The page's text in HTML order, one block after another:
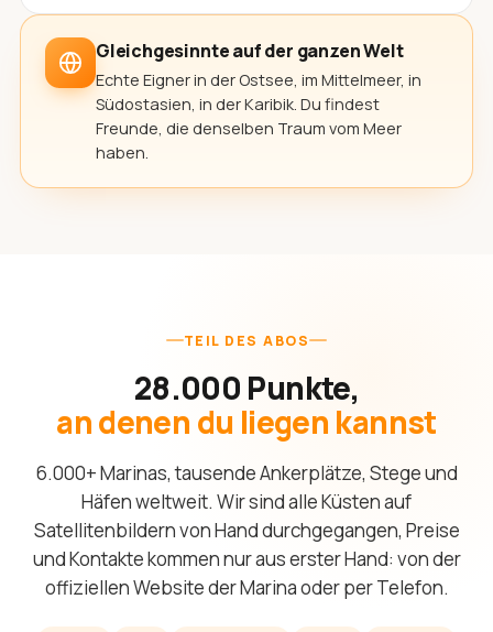
Gleichgesinnte auf der ganzen Welt
Echte Eigner in der Ostsee, im Mittelmeer, in
Südostasien, in der Karibik. Du findest
Freunde, die denselben Traum vom Meer
haben.
TEIL DES ABOS
28.000 Punkte,
an denen du liegen kannst
6.000+ Marinas, tausende Ankerplätze, Stege und
Häfen weltweit. Wir sind alle Küsten auf
Satellitenbildern von Hand durchgegangen, Preise
und Kontakte kommen nur aus erster Hand: von der
offiziellen Website der Marina oder per Telefon.